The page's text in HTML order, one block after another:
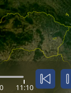
11:10